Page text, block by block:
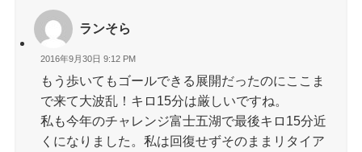
ランそら
2016年9月30日 9:12 PM
もう歩いてもゴールできる展開だったのにここま
で来て大波乱！キロ15分は厳しいですね。
私も今年のチャレンジ富士五湖で最後キロ15分近
くになりました。私は回復せずそのままリタイア